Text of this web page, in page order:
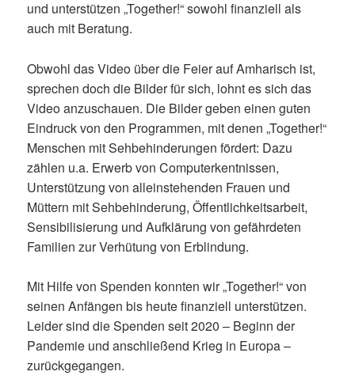
und unterstützen „Together!“ sowohl finanziell als
auch mit Beratung.
Obwohl das Video über die Feier auf Amharisch ist,
sprechen doch die Bilder für sich, lohnt es sich das
Video anzuschauen. Die Bilder geben einen guten
Eindruck von den Programmen, mit denen „Together!“
Menschen mit Sehbehinderungen fördert: Dazu
zählen u.a. Erwerb von Computerkentnissen,
Unterstützung von alleinstehenden Frauen und
Müttern mit Sehbehinderung, Öffentlichkeitsarbeit,
Sensibilisierung und Aufklärung von gefährdeten
Familien zur Verhütung von Erblindung.
Mit Hilfe von Spenden konnten wir „Together!“ von
seinen Anfängen bis heute finanziell unterstützen.
Leider sind die Spenden seit 2020 – Beginn der
Pandemie und anschließend Krieg in Europa –
zurückgegangen.